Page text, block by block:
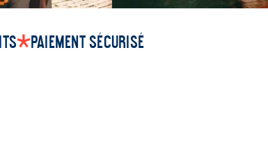
Paiement sécurisé